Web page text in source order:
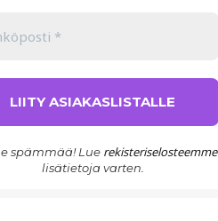
spämmää! Lue rekisteriselosteemme
lisätietoja varten.